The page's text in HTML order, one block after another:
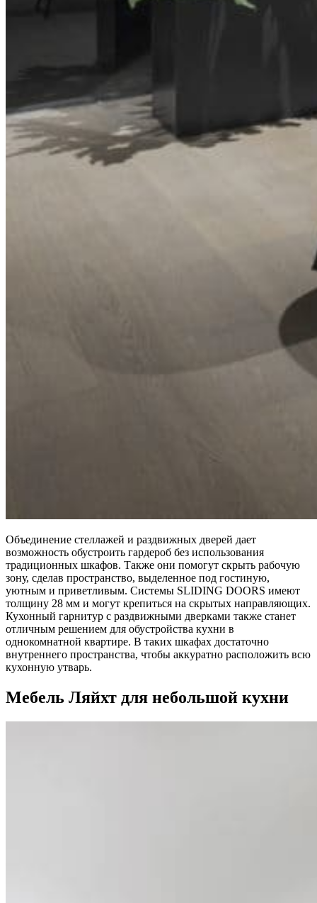
Объединение стеллажей и раздвижных дверей дает
возможность обустроить гардероб без использования
традиционных шкафов. Также они помогут скрыть рабочую
зону, сделав пространство, выделенное под гостиную,
уютным и приветливым. Системы SLIDING DOORS имеют
толщину 28 мм и могут крепиться на скрытых направляющих.
Кухонный гарнитур с раздвижными дверками также станет
отличным решением для обустройства кухни в
однокомнатной квартире. В таких шкафах достаточно
внутреннего пространства, чтобы аккуратно расположить всю
кухонную утварь.
Мебель Ляйхт для небольшой кухни